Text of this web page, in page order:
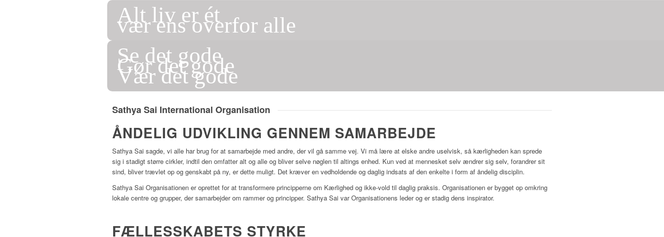
Alt liv er ét
vær ens overfor alle
Se det gode
Gør det gode
Vær det gode
Sathya Sai International Organisation
ÅNDELIG UDVIKLING GENNEM SAMARBEJDE
Sathya Sai sagde, vi alle har brug for at samarbejde med andre, der vil gå samme vej. Vi må lære at elske andre uselvisk, så kærligheden kan sprede
sig i stadigt større cirkler, indtil den omfatter alt og alle og bliver selve nøglen til altings enhed. Kun ved at mennesket selv ændrer sig selv, forandrer sit
sind, bliver trævlet op og genskabt på ny, er dette muligt. Det kræver en vedholdende og daglig indsats af den enkelte i form af åndelig disciplin.
Sathya Sai Organisationen er oprettet for at transformere principperne om Kærlighed og ikke-vold til daglig praksis. Organisationen er bygget op omkring
lokale centre og grupper, der samarbejder om rammer og principper. Sathya Sai var Organisationens leder og er stadig dens inspirator.
FÆLLESSKABETS STYRKE